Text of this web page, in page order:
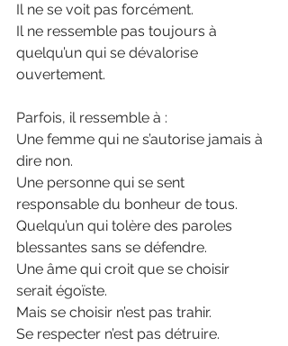
Il ne se voit pas forcément.
Il ne ressemble pas toujours à
quelqu’un qui se dévalorise
ouvertement.
Parfois, il ressemble à :
Une femme qui ne s’autorise jamais à
dire non.
Une personne qui se sent
responsable du bonheur de tous.
Quelqu’un qui tolère des paroles
blessantes sans se défendre.
Une âme qui croit que se choisir
serait égoïste.
Mais se choisir n’est pas trahir.
Se respecter n’est pas détruire.